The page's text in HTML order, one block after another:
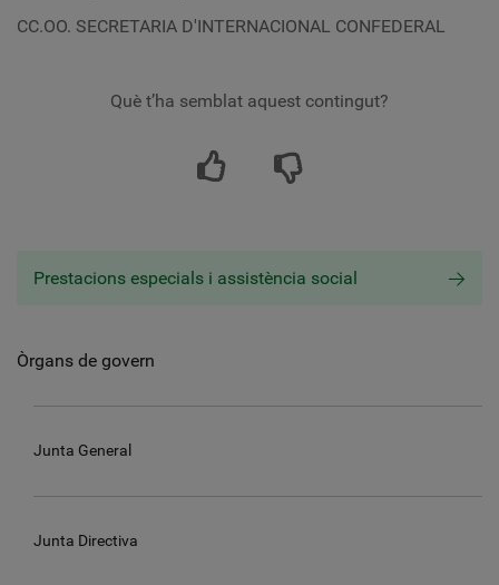
CC.OO. SECRETARIA D'INTERNACIONAL CONFEDERAL
Què t’ha semblat aquest contingut?
Prestacions especials i assistència social
Òrgans de govern
Junta General
Junta Directiva